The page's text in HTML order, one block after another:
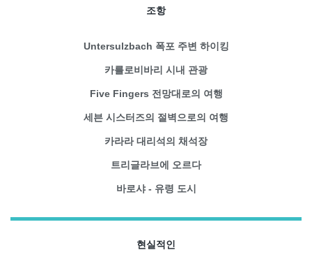
조항
Untersulzbach 폭포 주변 하이킹
카를로비바리 시내 관광
Five Fingers 전망대로의 여행
세븐 시스터즈의 절벽으로의 여행
카라라 대리석의 채석장
트리글라브에 오르다
바로샤 - 유령 도시
현실적인